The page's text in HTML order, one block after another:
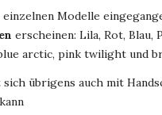
Modelle
erscheinen: Lila, Rot, Blau,
arctic, pink twilight und
sich übrigens auch mit